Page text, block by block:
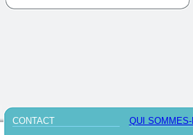
CONTACT QUI SOMMES-